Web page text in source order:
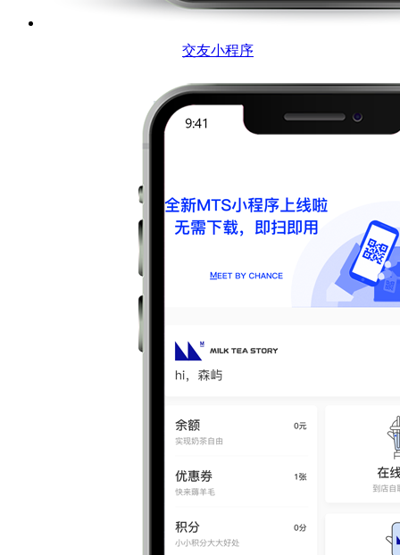
交友小程序